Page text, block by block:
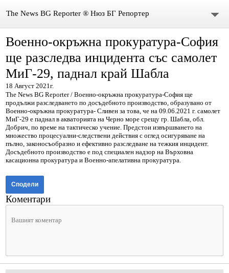
The News BG Reporter ® Нюз БГ Репортер
НОВИНИ
ЗА НАС
КОНТАКТИ
ВИДЕО
DONATION
ISSN : 3033-1684
Иван Върбанов – журналист | The News BG Reporter
РЕДАКЦИОННА ПОЛИТИКА НА THE NEWS BG REPORTER
Военно-окръжна прокуратура-София
ще разследва инцидента със самолет
МиГ-29, паднал край Шабла
18 Август 2021г.
The News BG Reporter / Военно-окръжна прокуратура-София ще
продължи разследването по досъдебното производство, образувано от
Военно-окръжна прокуратура- Сливен за това, че на 09.06.2021 г. самолет
МиГ-29 е паднал в акваторията на Черно море срещу гр. Шабла, обл.
Добрич, по време на тактическо учение. Предстои извършването на
множество процесуални-следствени действия с оглед осигуряване на
пълно, законосъобразно и ефективно разследване на тежкия инцидент.
Досъдебното производство е под специален надзор на Върховна
касационна прокуратура и Военно-апелативна прокуратура.
Сподели
Коментари